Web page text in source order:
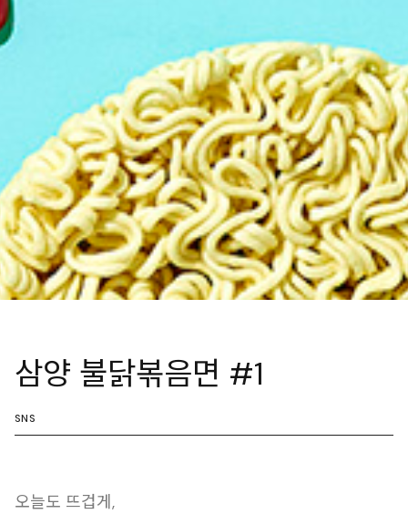
삼양 불닭볶음면 #1
SNS
오늘도 뜨겁게,